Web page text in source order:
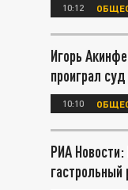
10:12
Игорь
проиграл суд
10:10
РИА